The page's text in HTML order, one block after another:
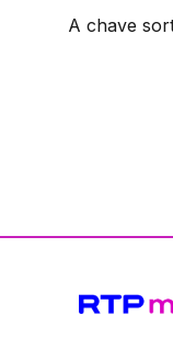
A chave